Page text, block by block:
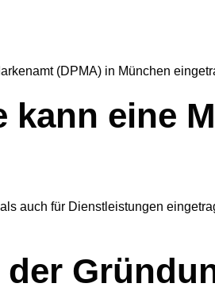
(DPMA) in München
kann eine
auch für Dienstleistungen